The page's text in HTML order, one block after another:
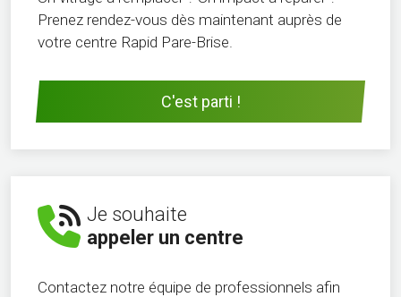
Prenez rendez-vous dès maintenant auprès de
votre centre Rapid Pare-Brise.
C'est parti !
Je souhaite
appeler un centre
Contactez notre équipe de professionnels afin